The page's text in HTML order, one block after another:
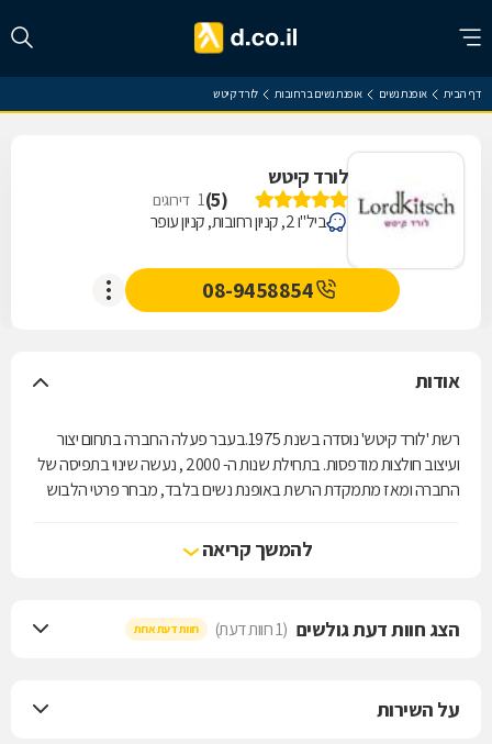
דף הבית אופנת נשים אופנת נשים ברחובות לורד קיטש
לורד קיטש
(
5
)
1 דירוגים
ביל"ו 2, קניון רחובות, קניון עופר
08-9458854
אודות
רשת 'לורד קיטש' נוסדה בשנת 1975.בעבר פעלה החברה בתחום יצור
ועיצוב חולצות מודפסות. בתחילת שנות ה- 2000 , נעשה שינוי בתפיסה של
החברה ומאז מתמקדת הרשת באופנת נשים בלבד, מבחר פרטי הלבוש
בד בבד הרשת מצליחה למשוך אליה גם קהל לקוחות מהציבור הדתי עם
תפיסת אופנה רעננה ועדכנית, פריטי האופנה ברובם מעוצבים ומיוצרים
להמשך קריאה
הצג חוות דעת גולשים (1 חוות דעת) חוות דעת אחת
על השירות